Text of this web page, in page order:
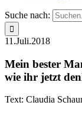
Suche nach:
11.Juli.2018
Mein bester
wie ihr jetzt
Text: Claudia